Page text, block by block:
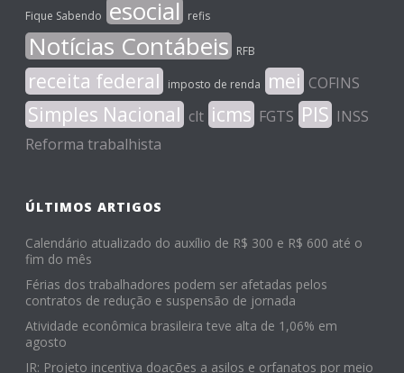
Fique Sabendo esocial refis
Notícias Contábeis RFB
receita federal imposto de renda mei COFINS
Simples Nacional clt icms FGTS PIS INSS
Reforma trabalhista
ÚLTIMOS ARTIGOS
Calendário atualizado do auxílio de R$ 300 e R$ 600 até o
fim do mês
Férias dos trabalhadores podem ser afetadas pelos
contratos de redução e suspensão de jornada
Atividade econômica brasileira teve alta de 1,06% em
agosto
IR: Projeto incentiva doações a asilos e orfanatos por meio